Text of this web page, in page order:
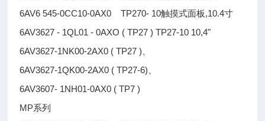
6AV6 545-0CC10-0AX0 TP270- 10触摸式面板,10.4寸
6AV3627 - 1QL01 - 0AXO ( TP27 ) TP27-10 10,4"
6AV3627-1NK00-2AX0 ( TP27 )、
6AV3627-1QK00-2AX0 ( TP27-6)、
6AV3607- 1NH01-0AX0 ( TP7 )
MP系列